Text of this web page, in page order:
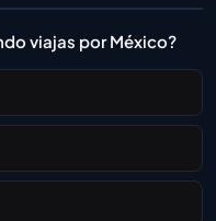
viajas por México?